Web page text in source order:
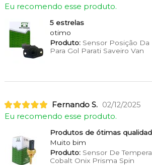
Eu recomendo esse produto.
5 estrelas
otimo
Produto:Sensor Posição Da
Para Gol Parati Saveiro Van
Fernando S. 02/12/2025
Eu recomendo esse produto.
Produtos de ótimas
Muito bim
Produto:Sensor De
Cobalt Onix Prisma Spin